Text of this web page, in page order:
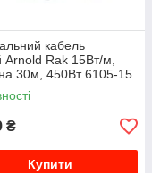
кабель
Arnold Rak 15Вт/м,
30м, 450Вт 6105-15
₴
Купити